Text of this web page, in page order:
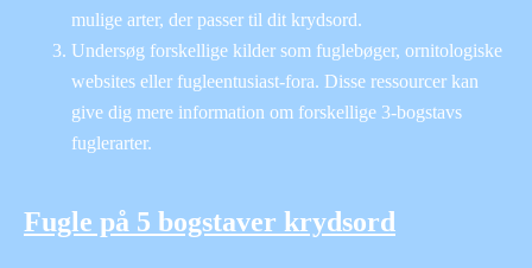
mulige arter, der passer til dit krydsord.
Undersøg forskellige kilder som fuglebøger, ornitologiske
websites eller fugleentusiast-fora. Disse ressourcer kan
give dig mere information om forskellige 3-bogstavs
fuglerarter.
Fugle på 5 bogstaver krydsord